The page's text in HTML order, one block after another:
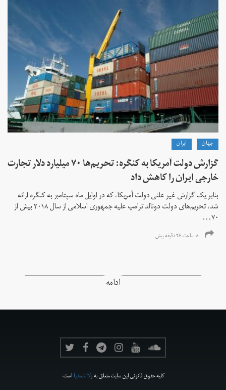
جهان ايران
گزارش دولت آمریکا به کنگره: تحریم‌ها ۷۰ میلیارد دلار تجارت
خارجی ایران را کاهش داد
بنابر یک گزارش غیر علنی دولت آمریکا، که در اوایل ماه سپتامبر به کنگره ارائه
شد، تحریم‌های دولت دونالد ترامپ علیه جمهوری اسلامی از سال ۲۰۱۸ بیش از
۷۰...
۸ ساعت ۲۶ دقیقه پیش
ادامه
کلیه حقوق قانونی این سایت متعلق بهولانت‌مدیااست.